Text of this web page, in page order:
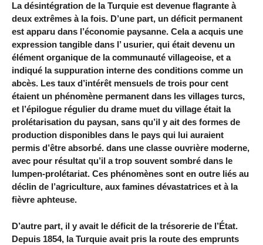
La désintégration de la Turquie est devenue flagrante à
deux extrêmes à la fois. D’une part, un déficit permanent
est apparu dans l’économie paysanne. Cela a acquis une
expression tangible dans l’ usurier, qui était devenu un
élément organique de la communauté villageoise, et a
indiqué la suppuration interne des conditions comme un
abcès. Les taux d’intérêt mensuels de trois pour cent
étaient un phénomène permanent dans les villages turcs,
et l’épilogue régulier du drame muet du village était la
prolétarisation du paysan, sans qu’il y ait des formes de
production disponibles dans le pays qui lui auraient
permis d’être absorbé. dans une classe ouvrière moderne,
avec pour résultat qu’il a trop souvent sombré dans le
lumpen-prolétariat. Ces phénomènes sont en outre liés au
déclin de l’agriculture, aux famines dévastatrices et à la
fièvre aphteuse.
D’autre part, il y avait le déficit de la trésorerie de l’État.
Depuis 1854, la Turquie avait pris la route des emprunts